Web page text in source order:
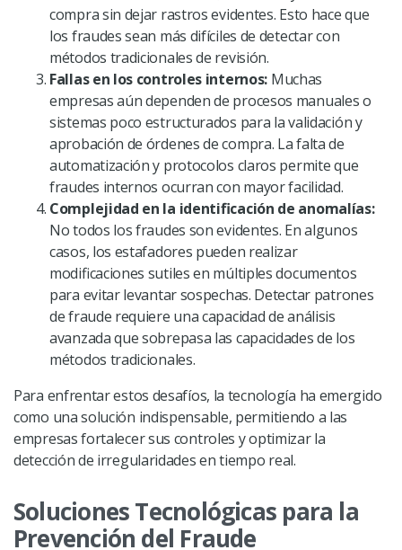
compra sin dejar rastros evidentes. Esto hace que
los fraudes sean más difíciles de detectar con
métodos tradicionales de revisión.
Fallas en los controles internos: Muchas
empresas aún dependen de procesos manuales o
sistemas poco estructurados para la validación y
aprobación de órdenes de compra. La falta de
automatización y protocolos claros permite que
fraudes internos ocurran con mayor facilidad.
Complejidad en la identificación de anomalías:
No todos los fraudes son evidentes. En algunos
casos, los estafadores pueden realizar
modificaciones sutiles en múltiples documentos
para evitar levantar sospechas. Detectar patrones
de fraude requiere una capacidad de análisis
avanzada que sobrepasa las capacidades de los
métodos tradicionales.
Para enfrentar estos desafíos, la tecnología ha emergido
como una solución indispensable, permitiendo a las
empresas fortalecer sus controles y optimizar la
detección de irregularidades en tiempo real.
Soluciones Tecnológicas para la
Prevención del Fraude